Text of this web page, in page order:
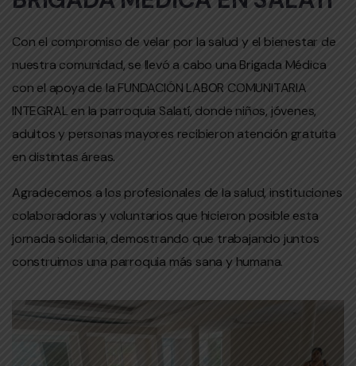
Con el compromiso de velar por la salud y el bienestar de
nuestra comunidad, se llevó a cabo una Brigada Médica
con el apoya de la FUNDACIÓN LABOR COMUNITARIA
INTEGRAL en la parroquia Salatí, donde niños, jóvenes,
adultos y personas mayores recibieron atención gratuita
en distintas áreas.
Agradecemos a los profesionales de la salud, instituciones
colaboradoras y voluntarios que hicieron posible esta
jornada solidaria, demostrando que trabajando juntos
construimos una parroquia más sana y humana.